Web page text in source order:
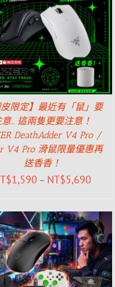
皮限定】最近有「鼠」要
意… 這兩隻更要注意！
DeathAdder V4 Pro /
V4 Pro 滑鼠限量優惠再
送香香！
1,590 – NT$5,690